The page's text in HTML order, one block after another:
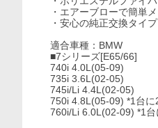
・エアーブローで簡単
・安心の純正交換タイプ
適合車種：BMW
■7シリーズ[E65/66]
740i 4.0L(05-09)
735i 3.6L(02-05)
745i/Li 4.4L(02-05)
750i 4.8L(05-09) *1台に
760i/Li 6.0L(02-09) *1台